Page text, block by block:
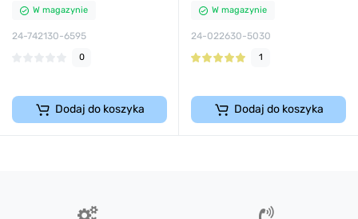
W magazynie
24-742130-6595
0
Dodaj do koszyka
W magazynie
24-022630-5030
1
Dodaj do koszyka